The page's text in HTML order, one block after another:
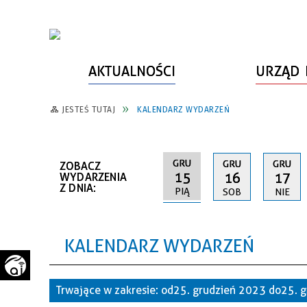
AKTUALNOŚCI URZĄD
WŁADZE MIASTA
URZĄD STANU CYWILNEGO
STRATEGIE, PLANY, PROGRAMY
FUNDUSZE ZEWNĘTRZNE
INFORMACJE O MIEŚCIE
PARTNERZY, NGO
JEDNOSTKI MIEJSKIE
INWESTYCJE MIEJSKIE
POWIATOWY LIDER
PRZEDSIĘBIORCZOŚCI
SPORT
SZLAKI TURYSTYCZNE
ZAŁATW SPRAWĘ
BEZPIECZEŃSTWO
ZWIERZĘTA W GMINIE
INFORMATOR
KOMUNIKACJA I TRANSPORT
JESTEŚ TUTAJ KALENDARZ WYDARZEŃ
ZOBACZ
WYDARZENIA
Z DNIA:
GRU
15
PIĄ
GRU
16
SOB
GRU
17
NIE
KALENDARZ WYDARZEŃ
Trwające w zakresie: od 25. grudzień 2023 do 25.